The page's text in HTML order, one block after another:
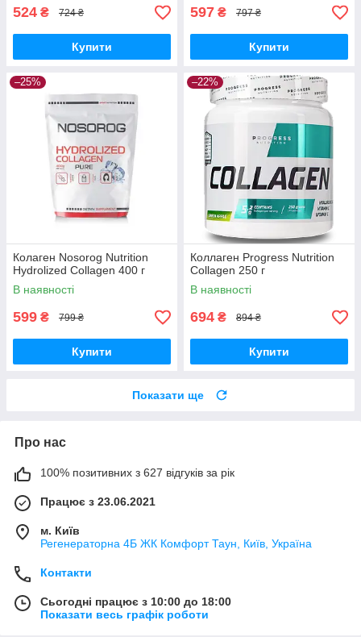
524 ₴ 724 ₴
Купити
597 ₴ 797 ₴
Купити
–25%
Колаген Nosorog Nutrition
Hydrolized Collagen 400 г
В наявності
599 ₴ 799 ₴
Купити
–22%
Коллаген Progress Nutrition
Collagen 250 г
В наявності
694 ₴ 894 ₴
Купити
Показати ще
Про нас
100% позитивних з 627 відгуків за рік
Працює з 23.06.2021
м. Київ
Регенераторна 4Б ЖК Комфорт Таун, Київ, Україна
Контакти
Сьогодні працює з 10:00 до 18:00
Показати весь графік роботи